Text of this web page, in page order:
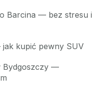
Barcina — bez stresu i
kupić pewny SUV
Bydgoszczy —